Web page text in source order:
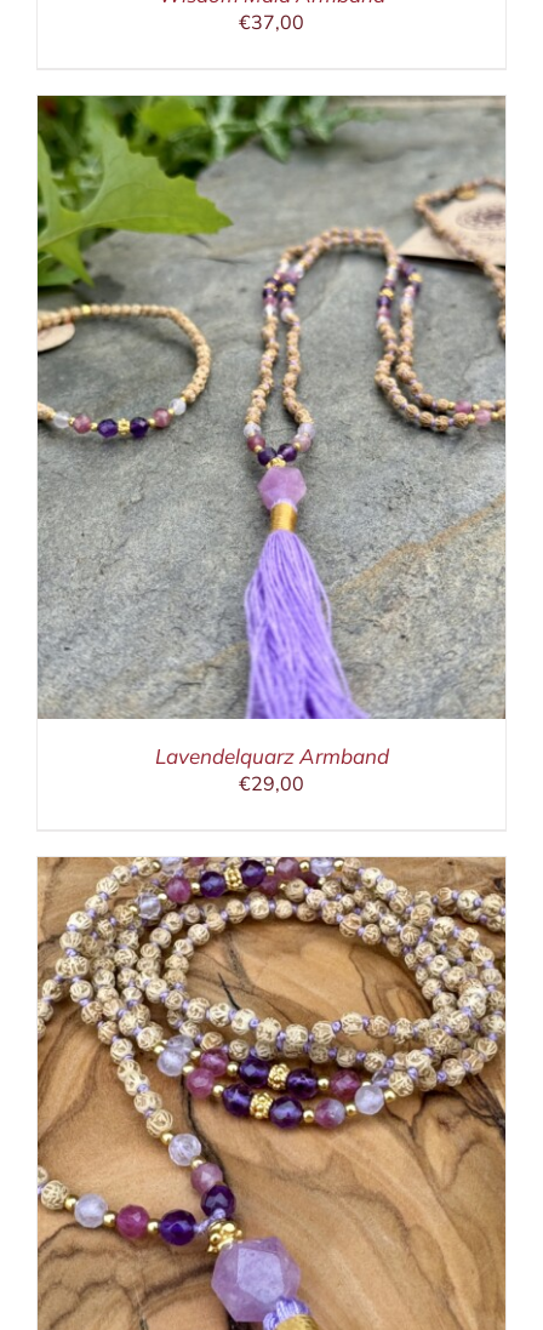
€37,00
Lavendelquarz Armband
€29,00